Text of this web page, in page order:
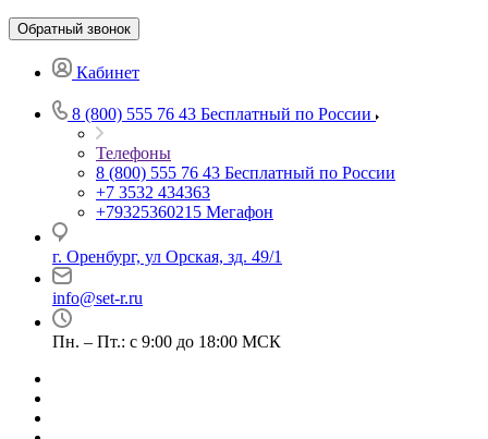
Обратный звонок
Кабинет
8 (800) 555 76 43 Бесплатный по России
Телефоны
8 (800) 555 76 43 Бесплатный по России
+7 3532 434363
+79325360215 Мегафон
г. Оренбург, ул Орская, зд. 49/1
info@set-r.ru
Пн. – Пт.: с 9:00 до 18:00 МСК